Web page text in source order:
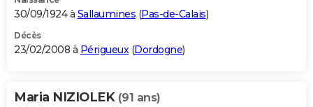
30/09/1924 à Sallaumines (Pas-de-Calais)
Décès
23/02/2008 à Périgueux(Dordogne)
Maria NIZIOLEK (91 ans)